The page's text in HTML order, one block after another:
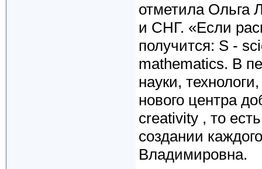
отметила Ольга
и СНГ. «Если
получится: S -
mathematics. В
науки,
нового центра
creativity , то
создании
Владимировна.